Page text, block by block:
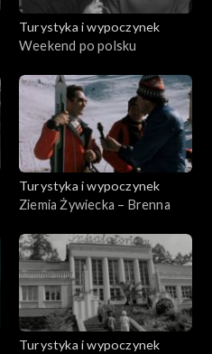
Turystyka i wypoczynek
Weekend po polsku
Turystyka i wypoczynek
Ziemia Żywiecka – Brenna
Turystyka i wypoczynek